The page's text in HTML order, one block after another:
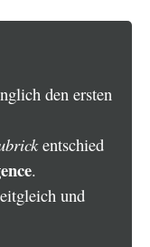
den ersten
entschied
.
und